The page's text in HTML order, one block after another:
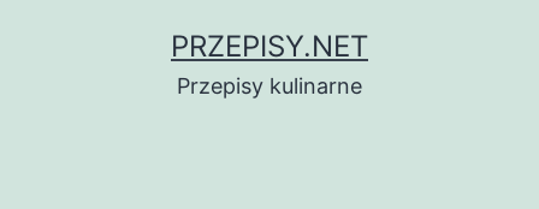
PRZEPISY.NET
Przepisy kulinarne